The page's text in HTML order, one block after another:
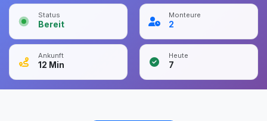
Status
Bereit
Monteure
2
Ankunft
12 Min
Heute
7